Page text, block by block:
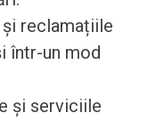
reclamațiile
într-un mod
și serviciile